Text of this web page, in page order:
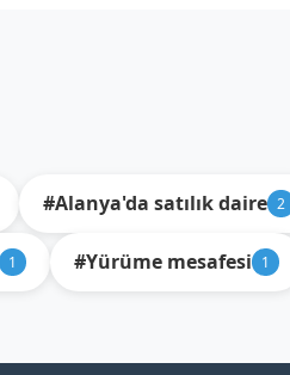
#Alanya'da satılık daire 2
1 #Yürüme mesafesi 1